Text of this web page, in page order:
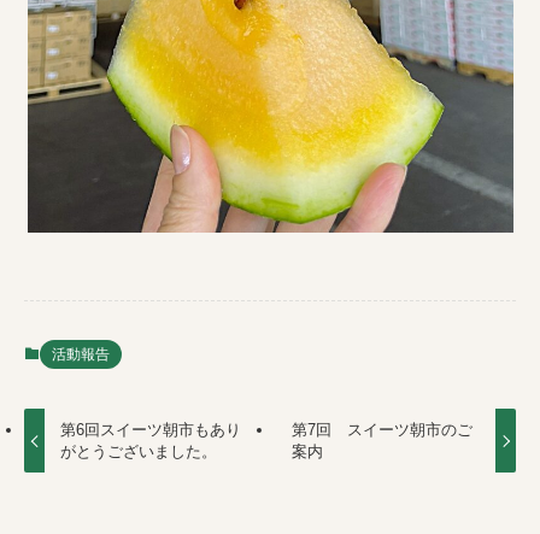
活動報告
第6回スイーツ朝市もあり
がとうございました。
第7回 スイーツ朝市のご
案内